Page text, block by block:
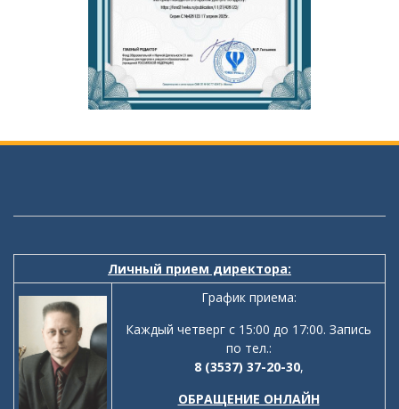
Личный прием директора:
График приема:
Каждый четверг с 15:00 до 17:00. Запись
по тел.:
8 (3537) 37-20-30,
ОБРАЩЕНИЕ ОНЛАЙН